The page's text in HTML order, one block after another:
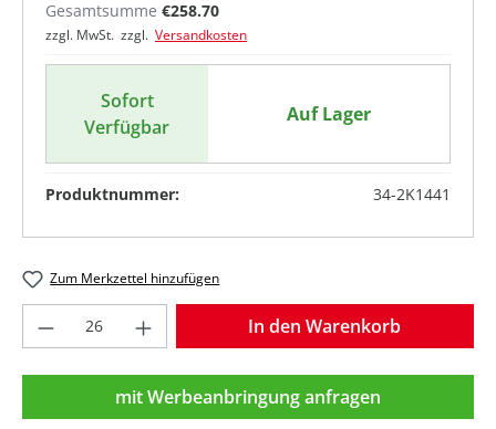
Gesamtsumme €258.70
zzgl. MwSt. zzgl. Versandkosten
Sofort
Verfügbar
Auf Lager
Produktnummer: 34-2K1441
Zum Merkzettel hinzufügen
Produkt Anzahl: Gib den gewünschten
In den Warenkorb
mit Werbeanbringung anfragen